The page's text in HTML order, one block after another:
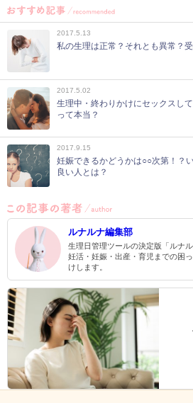
2017.5.13
私の生理は正常？それとも異常？
2017.5.02
生理中・終わりかけにセックスし
って本当？
2017.9.15
妊娠できるかどうかは○○次第！？
良い人とは？
ルナルナ編集部
生理日管理ツールの決定版「ルナ
妊活・妊娠・出産・育児までの困
けします。